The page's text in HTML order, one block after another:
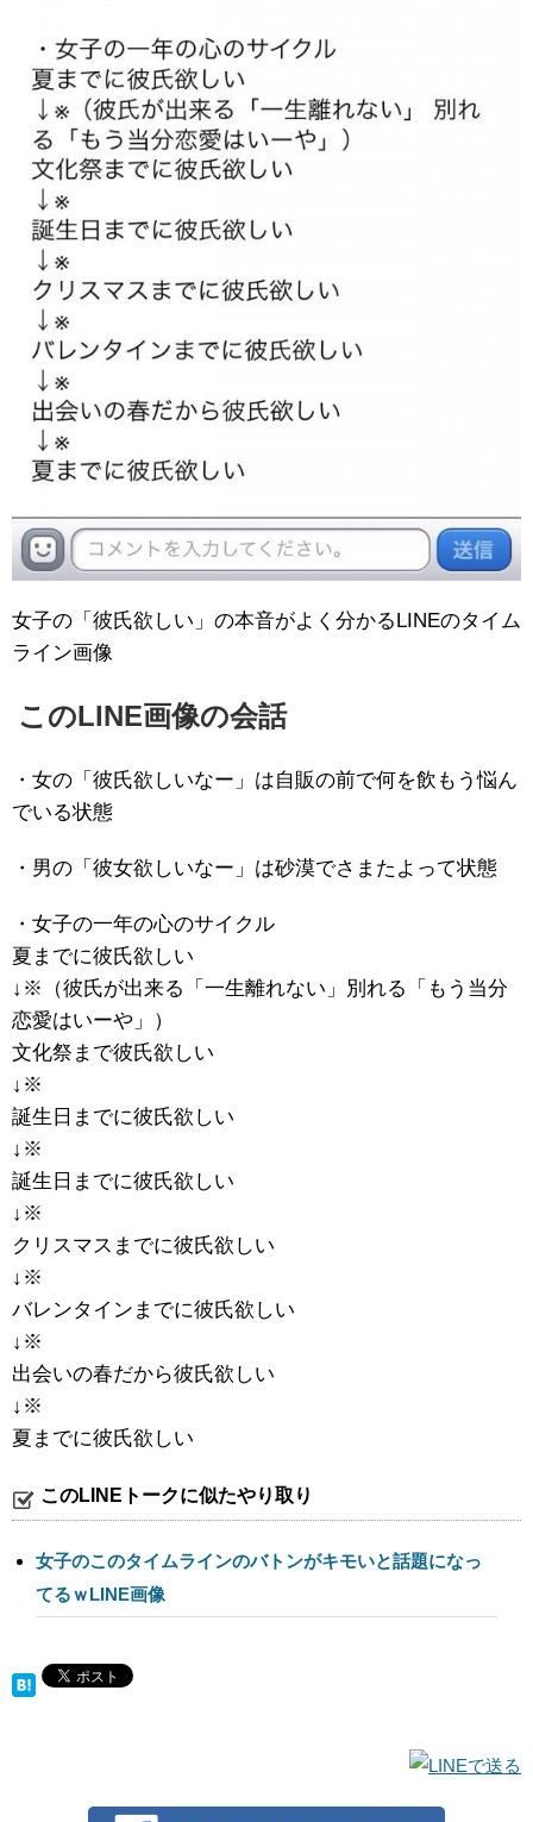
女子の「彼氏欲しい」の本音がよく分かるLINEのタイム
ライン画像
このLINE画像の会話
・女の「彼氏欲しいなー」は自販の前で何を飲もう悩ん
でいる状態
・男の「彼女欲しいなー」は砂漠でさまたよって状態
・女子の一年の心のサイクル
夏までに彼氏欲しい
↓※（彼氏が出来る「一生離れない」別れる「もう当分
恋愛はいーや」）
文化祭まで彼氏欲しい
↓※
誕生日までに彼氏欲しい
↓※
誕生日までに彼氏欲しい
↓※
クリスマスまでに彼氏欲しい
↓※
バレンタインまでに彼氏欲しい
↓※
出会いの春だから彼氏欲しい
↓※
夏までに彼氏欲しい
このLINEトークに似たやり取り
女子のこのタイムラインのバトンがキモいと話題になっ
てるｗLINE画像